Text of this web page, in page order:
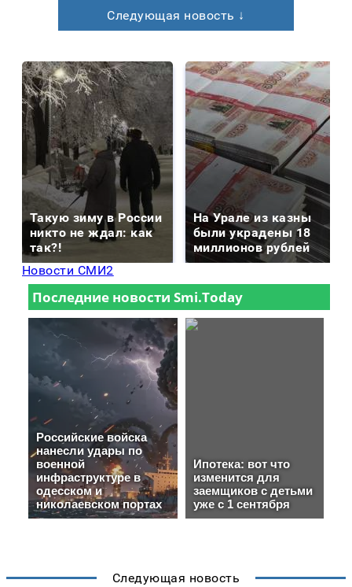
Следующая новость ↓
Такую зиму в России
никто не ждал: как
так?!
На Урале из казны
были украдены 18
миллионов рублей
Новости СМИ2
Следующая новость